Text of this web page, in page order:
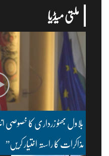
ملتی میڈیا
بلاول بھٹو زرداری کا خصوصی
مذاکرات کا راستہ اختیار کریں”